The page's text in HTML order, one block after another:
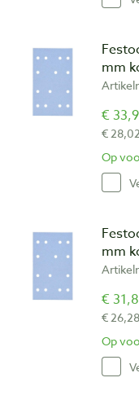
mm
€
€
Op
mm
€
€
Op